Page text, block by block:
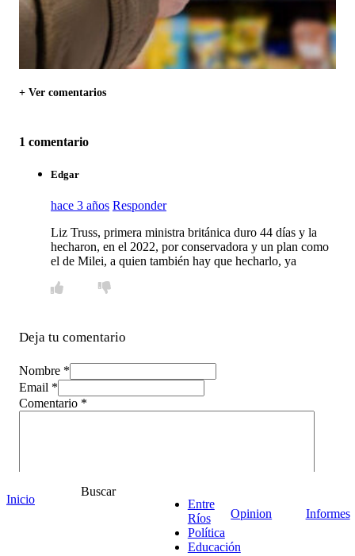
+ Ver comentarios
1 comentario
Edgar
hace 3 años Responder
Liz Truss, primera ministra británica duro 44 días y la
hecharon, en el 2022, por conservadora y un plan como
el de Milei, a quien también hay que hecharlo, ya
Deja tu comentario
Nombre *
Email *
Comentario *
Inicio
Buscar
Entre
Ríos
Política
Educación
Opinion Informes